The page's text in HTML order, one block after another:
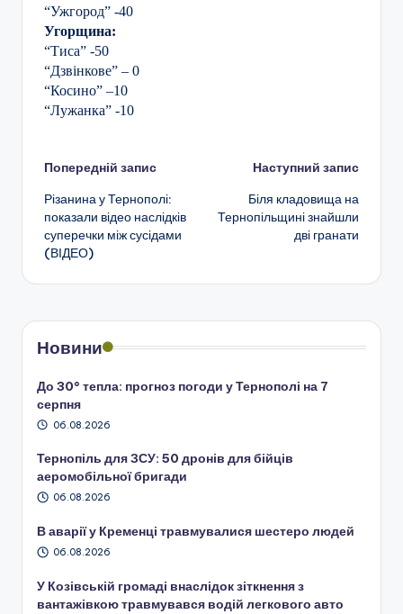
“Ужгород” -40
Угорщина:
“Тиса” -50
“Дзвінкове” – 0
“Косино” –10
“Лужанка” -10
Навігація
по
запису
Попередній запис
Різанина у Тернополі:
показали відео наслідків
суперечки між сусідами
(ВІДЕО)
Наступний запис
Біля кладовища на
Тернопільщині знайшли
дві гранати
Новини
До 30° тепла: прогноз погоди у Тернополі на 7
серпня
06.08.2026
Тернопіль для ЗСУ: 50 дронів для бійців
аеромобільної бригади
06.08.2026
В аварії у Кременці травмувалися шестеро людей
06.08.2026
У Козівській громаді внаслідок зіткнення з
вантажівкою травмувався водій легкового авто